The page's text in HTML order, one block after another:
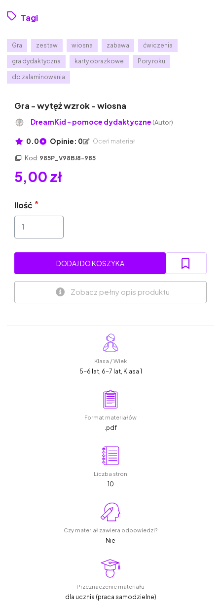
Tagi
Gra zestaw wiosna zabawa ćwiczenia
gra dydaktyczna karty obrazkowe Pory roku
do zalaminowania
Gra - wytęż wzrok - wiosna
DreamKid - pomoce dydaktyczne (Autor)
0.0 Opinie: 0 Oceń materiał
Kod: 985P_V98BJ8-985
5,00 zł
Ilość
DODAJ DO KOSZYKA
Zobacz pełny opis produktu
Klasa / Wiek
5-6 lat, 6-7 lat, Klasa 1
Format materiałów
.pdf
Liczba stron
10
Czy materiał zawiera odpowiedzi?
Nie
Przeznaczenie materiału
dla ucznia (praca samodzielne)